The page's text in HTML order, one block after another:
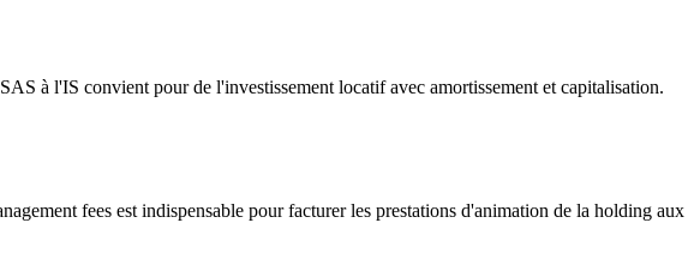
à l'IS convient pour de l'investissement locatif avec amortissement et capitalisation.
fees est indispensable pour facturer les prestations d'animation de la holding aux